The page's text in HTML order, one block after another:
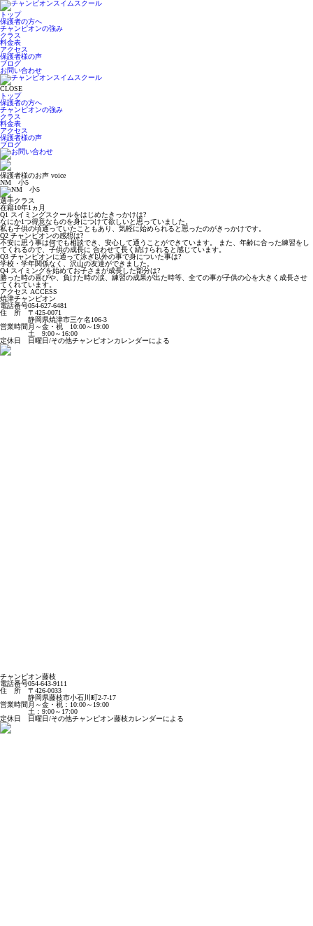
トップ
保護者の方へ
チャンピオンの強み
クラス
料金表
アクセス
保護者様の声
ブログ
お問い合わせ
CLOSE
トップ
保護者の方へ
チャンピオンの強み
クラス
料金表
アクセス
保護者様の声
ブログ
保護者様のお声 voice
NM 小5
選手クラス
在籍10年1ヵ月
Q1 スイミングスクールをはじめたきっかけは?
なにか1つ得意なものを身につけて欲しいと思っていました。
私も子供の頃通っていたこともあり、気軽に始められると思ったのがきっかけです。
Q2 チャンピオンの感想は?
不安に思う事は何でも相談でき、安心して通うことができています。 また、年齢に合った練習をし
てくれるので、子供の成長に 合わせて長く続けられると感じています。
Q3 チャンピオンに通って泳ぎ以外の事で身についた事は?
学校・学年関係なく、沢山の友達ができました。
Q4 スイミングを始めてお子さまが成長した部分は?
勝った時の喜びや、負けた時の涙、練習の成果が出た時等、全ての事が子供の心を大きく成長させ
てくれています。
アクセス ACCESS
焼津チャンピオン
電話番号054-627-6481
住 所
〒425-0071
静岡県焼津市三ケ名106-3
営業時間 月～金・祝 10:00～19:00
土 9:00～16:00
定休日
日曜日/その他チャンピオンカレンダーによる
チャンピオン藤枝
電話番号054-643-9111
住 所
〒426-0033
静岡県藤枝市小石川町2-7-17
営業時間 月～金・祝：10:00～19:00
土：9:00～17:00
定休日
日曜日/その他チャンピオン藤枝カレンダーによる